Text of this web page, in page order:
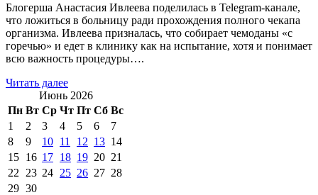
Блогерша Анастасия Ивлеева поделилась в Telegram-канале,
что ложиться в больницу ради прохождения полного чекапа
организма. Ивлеева призналась, что собирает чемоданы «с
горечью» и едет в клинику как на испытание, хотя и понимает
всю важность процедуры….
Читать далее
Июнь 2026
Пн Вт Ср Чт Пт Сб Вс
1
2 3 4 5 6
7
8
9 10 11 12 13 14
15 16 17 18 19 20 21
22
23 24 25 26 27 28
29 30